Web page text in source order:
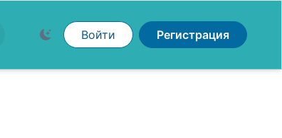
Войти Регистрация